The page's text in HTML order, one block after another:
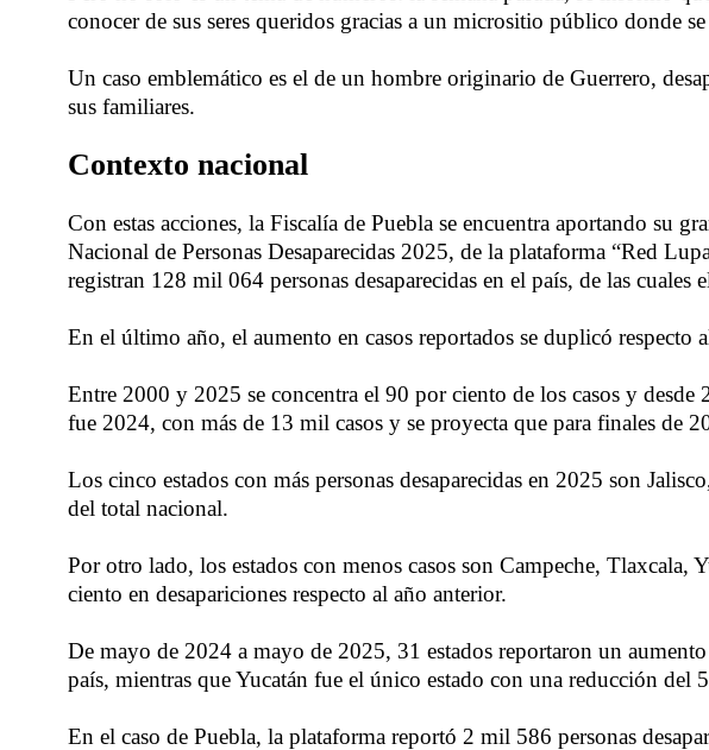
conocer de sus seres queridos gracias a un micrositio público donde
Un caso emblemático es el de un hombre originario de Guerrero,
sus familiares.
Contexto nacional
Con estas acciones, la Fiscalía de Puebla se encuentra aportando su
Nacional de Personas Desaparecidas 2025, de la plataforma “Red
registran 128 mil 064 personas desaparecidas en el país, de las
En el último año, el aumento en casos reportados se duplicó
Entre 2000 y 2025 se concentra el 90 por ciento de los casos y
fue 2024, con más de 13 mil casos y se proyecta que para finales de
Los cinco estados con más personas desaparecidas en 2025 son
del total nacional.
Por otro lado, los estados con menos casos son Campeche,
ciento en desapariciones respecto al año anterior.
De mayo de 2024 a mayo de 2025, 31 estados reportaron un
país, mientras que Yucatán fue el único estado con una reducción del
En el caso de Puebla, la plataforma reportó 2 mil 586 personas